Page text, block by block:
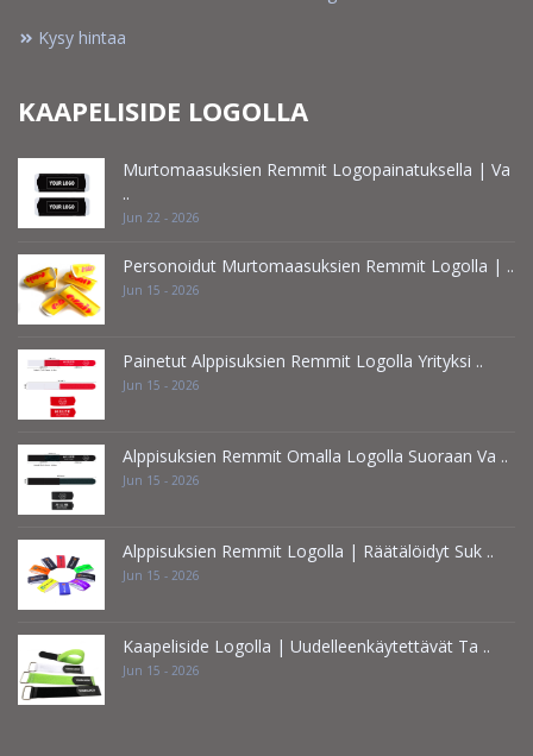
Kysy hintaa
KAAPELISIDE LOGOLLA
Murtomaasuksien Remmit Logopainatuksella | Va
..
Jun 22 - 2026
Personoidut Murtomaasuksien Remmit Logolla | ..
Jun 15 - 2026
Painetut Alppisuksien Remmit Logolla Yrityksi ..
Jun 15 - 2026
Alppisuksien Remmit Omalla Logolla Suoraan Va ..
Jun 15 - 2026
Alppisuksien Remmit Logolla | Räätälöidyt Suk ..
Jun 15 - 2026
Kaapeliside Logolla | Uudelleenkäytettävät Ta ..
Jun 15 - 2026